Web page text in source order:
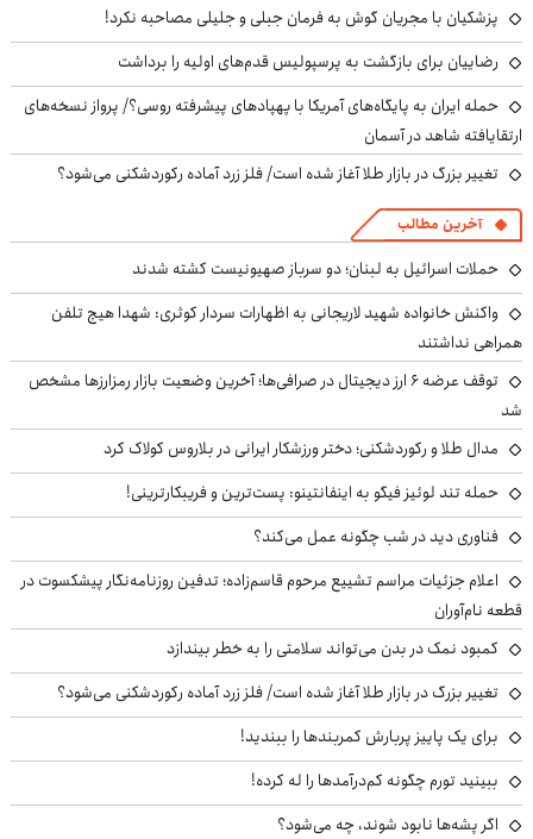
پزشکیان با مجریان گوش به فرمان جبلی و جلیلی مصاحبه نکرد!
رضاییان برای بازگشت به پرسپولیس قدم‌های اولیه را برداشت
حمله ایران به پایگاه‌های آمریکا با پهپادهای پیشرفته روسی؟/ پرواز نسخه‌های
ارتقایافته شاهد در آسمان
تغییر بزرگ در بازار طلا آغاز شده است/ فلز زرد آماده رکوردشکنی می‌شود؟
آخرین مطالب
حملات اسرائیل به لبنان؛ دو سرباز صهیونیست کشته شدند
واکنش خانواده شهید لاریجانی به اظهارات سردار کوثری: شهدا هیچ تلفن
همراهی نداشتند
توقف عرضه ۶ ارز دیجیتال در صرافی‌ها؛ آخرین وضعیت بازار رمزارزها مشخص
شد
مدال طلا و رکوردشکنی؛ دختر ورزشکار ایرانی در بلاروس کولاک کرد
حمله تند لوئیز فیگو به اینفانتینو: پست‌ترین و فریبکارترینی!
فناوری دید در شب چگونه عمل می‌کند؟
اعلام جزئیات مراسم تشییع مرحوم قاسم‌زاده؛ تدفین روزنامه‌نگار پیشکسوت در
قطعه نام‌آوران
کمبود نمک در بدن می‌تواند سلامتی را به خطر بیندازد
تغییر بزرگ در بازار طلا آغاز شده است/ فلز زرد آماده رکوردشکنی می‌شود؟
برای یک پاییز پربارش کمربندها را ببندید!
ببینید تورم چگونه کم‌درآمدها را له کرده!
اگر پشه‌ها نابود شوند، چه می‌شود؟